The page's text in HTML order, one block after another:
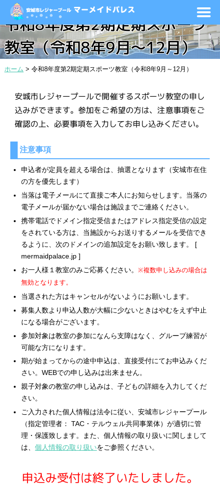
令和8年度第2期定期スポーツ
教室（令和8年9月～12月）
ホーム > 令和8年度第2期定期スポーツ教室（令和8年9月～12月）
安城市レジャープールで開催するスポーツ教室の申し
込みができます。参加をご希望の方は、注意事項をご
確認の上、必要事項を入力してお申し込みください。
注意事項
申込者が定員を超える場合は、抽選となります（安城市在住
の方を優先します）
当落は電子メールにて直接ご本人にお知らせします。当落の
電子メールが届かない場合は施設までご連絡ください。
携帯電話でドメイン指定受信またはアドレス指定受信の設定
をされている方は、当施設からお送りするメールを受信でき
るように、次のドメインの追加設定をお願い致します。 [
mermaidpalace.jp ]
お一人様１教室のみご応募ください。※複数申し込みの場合は
無効となります。
当選された方はキャンセルがないようにお願いします。
募集人数より申込人数が大幅に少ないときはやむをえず中止
になる場合がございます。
参加対象は教室の参加になんら支障はなく、グループ練習が
可能な方になります。
期が始まってからの途中申込は、直接受付にてお申込みくだ
さい。WEBでの申し込みは出来ません。
親子対象の教室の申し込みは、子どもの詳細を入力してくだ
さい。
ご入力された個人情報は法令に従い、安城市レジャープール
（指定管理者： TAC・テルウェル共同事業体）が適切に管
理・保護致します。また、個人情報の取り扱いに関しまして
は、個人情報の取り扱いをご参照ください。
申込み受付は終了いたしました。